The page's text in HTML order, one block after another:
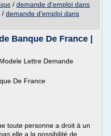
/ demande d'emploi dans
/ demande d'emploi dans
Banque De France |
Lettre Demande
De France
toute personne a droit à un
elle a la possibilité de